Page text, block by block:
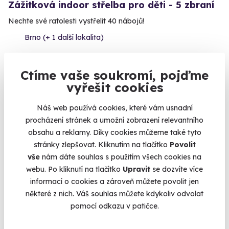
Ctíme vaše soukromí, pojďme
vyřešit cookies
Náš web používá cookies, které vám usnadní
procházení stránek a umožní zobrazení relevantního
obsahu a reklamy. Díky cookies můžeme také tyto
stránky zlepšovat. Kliknutím na tlačítko Povolit
vše nám dáte souhlas s použitím všech cookies na
webu. Po kliknutí na tlačítko Upravit se dozvíte více
informací o cookies a zároveň můžete povolit jen
některé z nich. Váš souhlas můžete kdykoliv odvolat
pomocí odkazu v patičce.
Zážitková indoor střelba pro děti - 5 zbraní
Nechte své ratolesti vystřelit 40 nábojů!
Brno (+ 1 další lokalita)
9.1(197)
Volný termín už 15. 08. 2026